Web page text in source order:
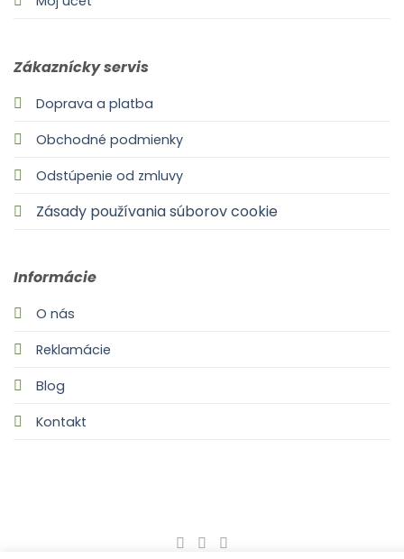
Zákaznícky servis
Doprava a platba
Obchodné podmienky
Odstúpenie od zmluvy
Zásady používania súborov cookie
Informácie
O nás
Reklamácie
Blog
Kontakt